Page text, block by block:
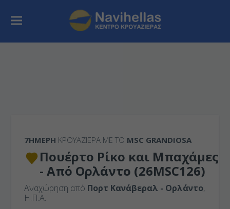
7ΉΜΕΡΗ ΚΡΟΥΑΖΙΕΡΑ ΜΕ ΤΟ MSC GRANDIOSA
Πουέρτο Ρίκο και Μπαχάμες
- Από Ορλάντο (26MSC126)
Αναχώρηση από Πορτ Κανάβεραλ - Ορλάντο,
Η.Π.Α.